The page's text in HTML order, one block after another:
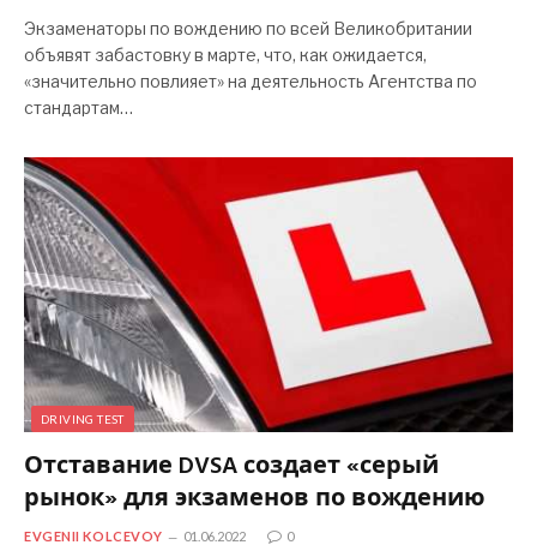
Экзаменаторы по вождению по всей Великобритании
объявят забастовку в марте, что, как ожидается,
«значительно повлияет» на деятельность Агентства по
стандартам…
DRIVING TEST
Отставание DVSA создает «серый
рынок» для экзаменов по вождению
EVGENII KOLCEVOY 01.06.2022 0